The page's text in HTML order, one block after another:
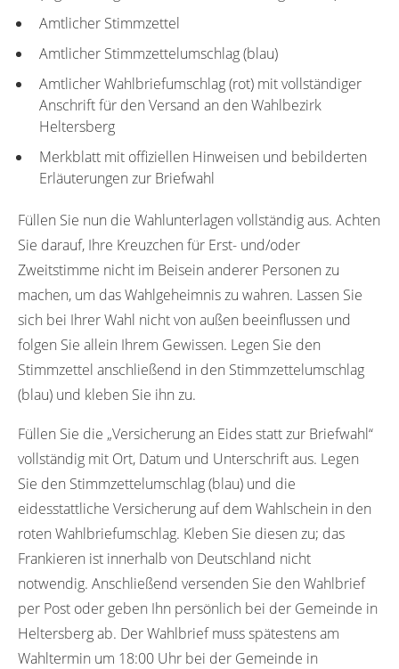
Amtlicher Stimmzettel
Amtlicher Stimmzettelumschlag (blau)
Amtlicher Wahlbriefumschlag (rot) mit vollständiger
Anschrift für den Versand an den Wahlbezirk
Heltersberg
Merkblatt mit offiziellen Hinweisen und bebilderten
Erläuterungen zur Briefwahl
Füllen Sie nun die Wahlunterlagen vollständig aus. Achten
Sie darauf, Ihre Kreuzchen für Erst- und/oder
Zweitstimme nicht im Beisein anderer Personen zu
machen, um das Wahlgeheimnis zu wahren. Lassen Sie
sich bei Ihrer Wahl nicht von außen beeinflussen und
folgen Sie allein Ihrem Gewissen. Legen Sie den
Stimmzettel anschließend in den Stimmzettelumschlag
(blau) und kleben Sie ihn zu.
Füllen Sie die „Versicherung an Eides statt zur Briefwahl“
vollständig mit Ort, Datum und Unterschrift aus. Legen
Sie den Stimmzettelumschlag (blau) und die
eidesstattliche Versicherung auf dem Wahlschein in den
roten Wahlbriefumschlag. Kleben Sie diesen zu; das
Frankieren ist innerhalb von Deutschland nicht
notwendig. Anschließend versenden Sie den Wahlbrief
per Post oder geben Ihn persönlich bei der Gemeinde in
Heltersberg ab. Der Wahlbrief muss spätestens am
Wahltermin um 18:00 Uhr bei der Gemeinde in